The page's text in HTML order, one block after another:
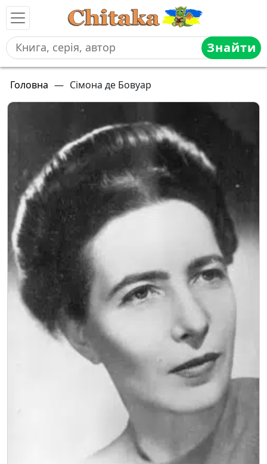
Знайти
Головна — Сімона де Бовуар